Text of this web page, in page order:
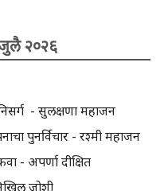
२०२६
- सुलक्षणा महाजन
पुनर्विचार - रश्मी महाजन
- अपर्णा दीक्षित
जोशी